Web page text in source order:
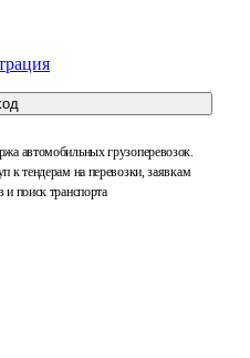
автомобильных грузоперевозок.
к тендерам на перевозки, заявкам
и поиск транспорта